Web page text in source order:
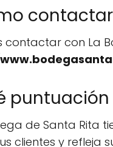
contactar con La
de Santa Rita
clientes y refleja